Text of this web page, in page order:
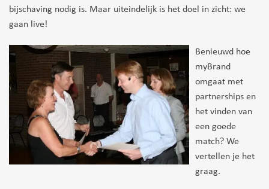
bijschaving nodig is. Maar uiteindelijk is het doel in zicht: we
gaan live!
Benieuwd hoe
myBrand
omgaat met
partnerships en
het vinden van
een goede
match? We
vertellen je het
graag.